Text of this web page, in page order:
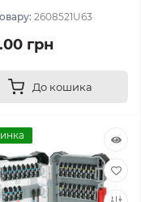
2608521U63
грн
До кошика